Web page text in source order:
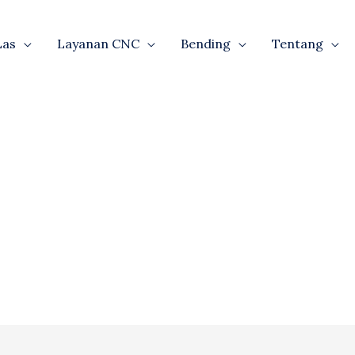
Layanan CNC Bending Tentang